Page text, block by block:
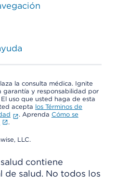
la consulta médica. Ignite
garantía y responsabilidad por
uso que usted haga de esta
acepta los Términos de
. Aprenda Cómo se
.
LLC.
contiene
de salud. No todos los